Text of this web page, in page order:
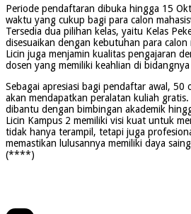
Periode pendaftaran dibuka hingga 15
waktu yang cukup bagi para calon
Tersedia dua pilihan kelas, yaitu Kelas
disesuaikan dengan kebutuhan para
Licin juga menjamin kualitas pengajaran
dosen yang memiliki keahlian di
Sebagai apresiasi bagi pendaftar awal, 50
akan mendapatkan peralatan kuliah
dibantu dengan bimbingan akademik
Licin Kampus 2 memiliki visi kuat untuk
tidak hanya terampil, tetapi juga
memastikan lulusannya memiliki daya
(****)